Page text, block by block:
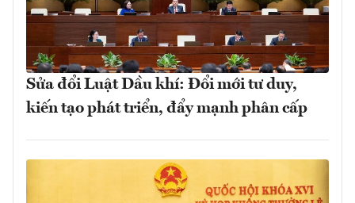
Sửa đổi Luật Dầu khí: Đổi mới tư duy,
kiến tạo phát triển, đẩy mạnh phân cấp